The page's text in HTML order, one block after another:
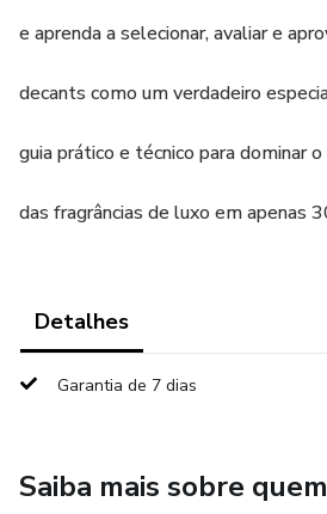
e aprenda a selecionar, avaliar e
decants como um verdadeiro
guia prático e técnico para dominar o
das fragrâncias de luxo em apenas
Detalhes
Garantia de 7 dias
Saiba mais sobre